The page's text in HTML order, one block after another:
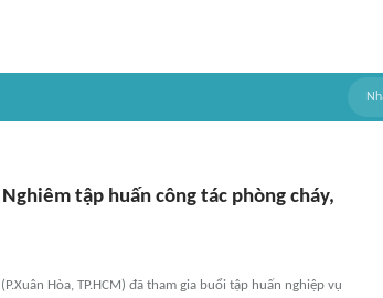
tập huấn công tác phòng cháy,
Hòa, TP.HCM) đã tham gia buổi tập huấn nghiệp vụ